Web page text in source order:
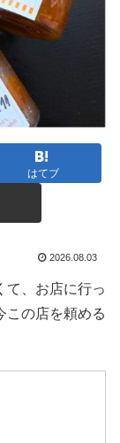
はてブ
2026.08.03
て、お店に行っ
この店を頼める